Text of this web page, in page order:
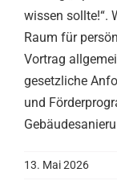
wissen sollte!“.
Raum für
Vortrag
gesetzliche
und
13. Mai 2026